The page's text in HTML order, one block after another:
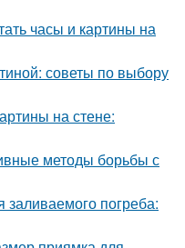
часы и картины на
советы по выбору
на стене:
методы борьбы с
погреба: